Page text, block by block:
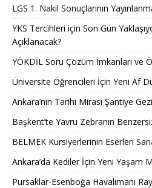
LGS 1. Nakil Sonuçlarının
YKS Tercihleri için Son Gün
Açıklanacak?
YÖKDİL Soru Çözüm İmkanları ve
Üniversite Öğrencileri İçin Yeni Af
Ankara’nın Tarihi Mirası Şantiye
Başkent’te Yavru Zebranın
BELMEK Kursiyerlerinin Eserleri
Ankara’da Kediler İçin Yeni Yaşam
Pursaklar-Esenboğa Havalimanı